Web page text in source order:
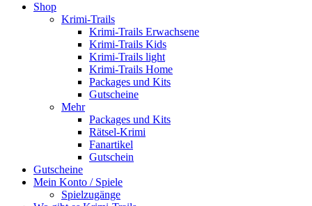
Shop
Krimi-Trails
Krimi-Trails Erwachsene
Krimi-Trails Kids
Krimi-Trails light
Krimi-Trails Home
Packages und Kits
Gutscheine
Mehr
Packages und Kits
Rätsel-Krimi
Fanartikel
Gutschein
Gutscheine
Mein Konto / Spiele
Spielzugänge